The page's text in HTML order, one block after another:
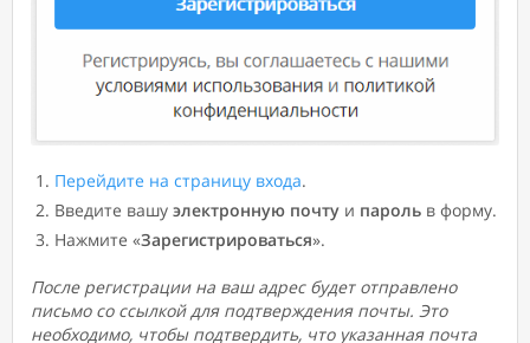
Перейдите на страницу входа.
Введите вашу электроннуюпочтуи парольв форму.
Нажмите «Зарегистрироваться».
После регистрации на ваш адрес будет отправлено
письмо со ссылкой для подтверждения почты. Это
необходимо, чтобы подтвердить, что указанная почта